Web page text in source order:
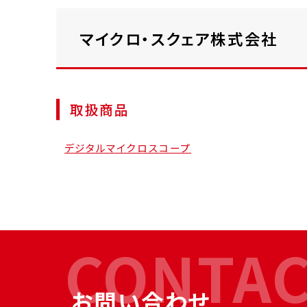
マイクロ・スクェア株式会社
取扱商品
デジタルマイクロスコープ